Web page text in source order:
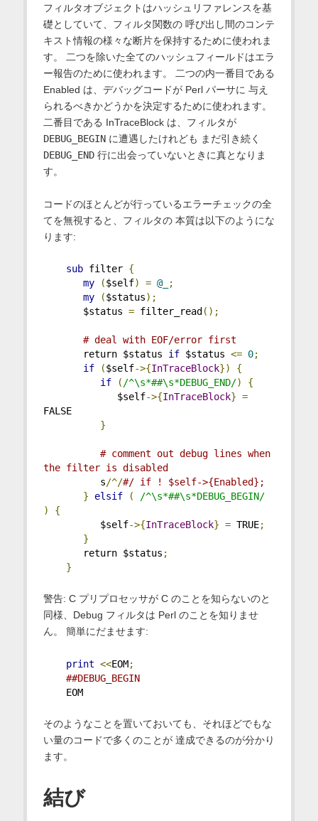
フィルタオブジェクトはハッシュリファレンスを基
礎としていて、フィルタ関数の 呼び出し間のコンテ
キスト情報の様々な断片を保持するために使われま
す。 二つを除いた全てのハッシュフィールドはエラ
ー報告のために使われます。 二つの内一番目である
Enabled は、デバッグコードが Perl パーサに 与え
られるべきかどうかを決定するために使われます。
二番目である InTraceBlock は、フィルタが
DEBUG_BEGINに遭遇したけれども まだ引き続く
DEBUG_END行に出会っていないときに真となりま
す。
コードのほとんどが行っているエラーチェックの全
てを無視すると、フィルタの 本質は以下のようにな
ります:
sub filter {
my
($self) = @_
;
my
($status);
$status = filter_read ();
# deal with EOF/error first
return $status if $status <= 0;
if
($self->{InTraceBlock})
{
if
(/^\s*##\s*DEBUG_END/)
{
$self->{InTraceBlock} =
FALSE
}
# comment out debug lines when
the filter is disabled
s/^/#/ if ! $self->{Enabled};
}
elsif (
/^\s*##\s*DEBUG_BEGIN/
)
{
$self->{InTraceBlock} = TRUE;
}
return $status ;
}
警告: C プリプロセッサが C のことを知らないのと
同様、Debug フィルタは Perl のことを知りませ
ん。 簡単にだませます:
print <<EOM;
##DEBUG_BEGIN
EOM
そのようなことを置いておいても、それほどでもな
い量のコードで多くのことが 達成できるのが分かり
ます。
結び